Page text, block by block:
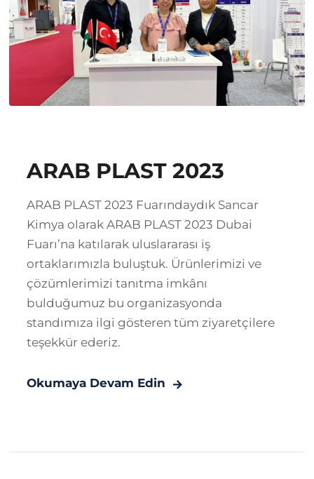
ARAB PLAST 2023
ARAB PLAST 2023 Fuarındaydık Sancar
Kimya olarak ARAB PLAST 2023 Dubai
Fuarı’na katılarak uluslararası iş
ortaklarımızla buluştuk. Ürünlerimizi ve
çözümlerimizi tanıtma imkânı
bulduğumuz bu organizasyonda
standımıza ilgi gösteren tüm ziyaretçilere
teşekkür ederiz.
Okumaya Devam Edin